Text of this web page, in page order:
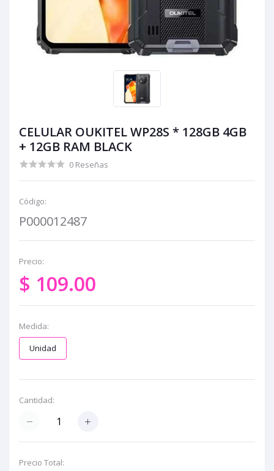
CELULAR OUKITEL WP28S * 128GB 4GB
+ 12GB RAM BLACK
0 Reseñas
Código:
P000012487
Precio:
$ 109.00
Medida:
Unidad
Cantidad:
Precio Total: